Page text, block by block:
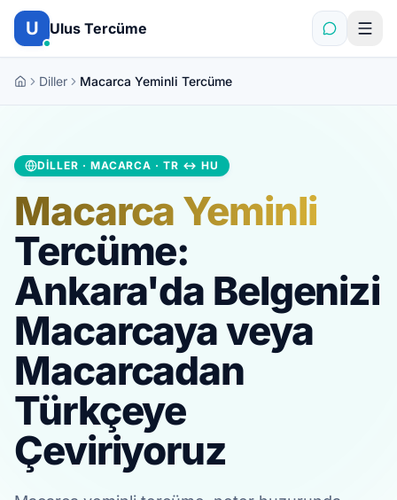
İçeriğe atla
U Ulus Tercüme
Diller Macarca Yeminli Tercüme
DILLER · MACARCA · TR ↔ HU
Macarca Yeminli
Tercüme:
Ankara'da Belgenizi
Macarcaya veya
Macarcadan
Türkçeye
Çeviriyoruz